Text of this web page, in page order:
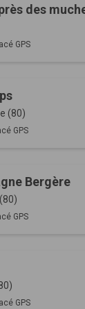
des
GPS
(80)
GPS
Bergère
GPS
GPS